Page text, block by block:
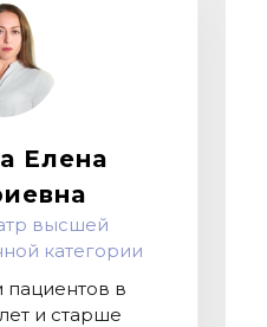
Елена
высшей
категории
в
и старше